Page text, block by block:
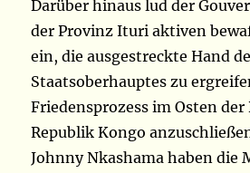
Darüber hinaus lud der
der Provinz Ituri aktiven
ein, die ausgestreckte Hand
Staatsoberhauptes zu
Friedensprozess im Osten
Republik Kongo
Johnny Nkashama haben die